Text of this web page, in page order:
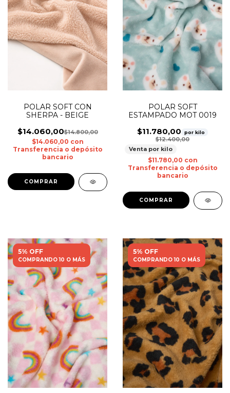
POLAR SOFT CON
SHERPA - BEIGE
$14.060,00$14.800,00
$14.060,00 con
Transferencia o depósito
bancario
POLAR SOFT
ESTAMPADO MOT 0019
$11.780,00 por kilo
$12.400,00
Venta por kilo
$11.780,00 con
Transferencia o depósito
bancario
5% OFF
COMPRANDO 10 O MÁS
5% OFF
COMPRANDO 10 O MÁS